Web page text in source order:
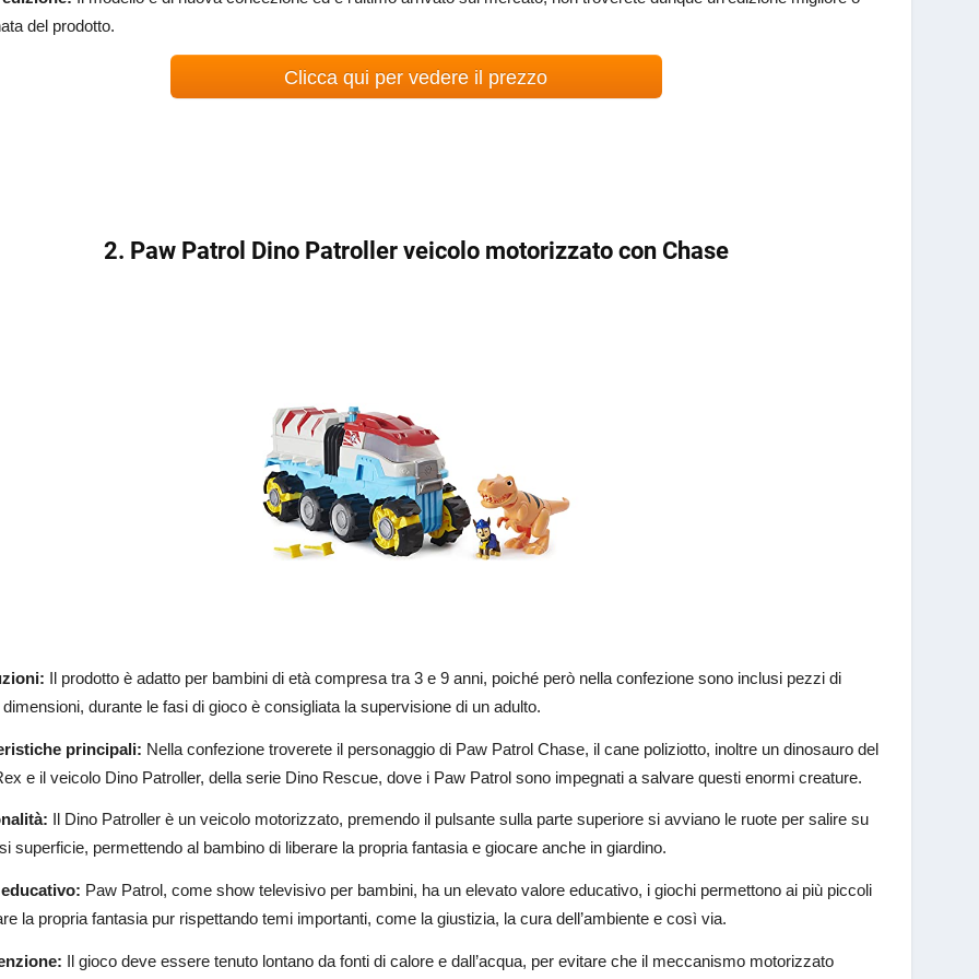
del prodotto.
Clicca qui per vedere il prezzo
2. Paw Patrol Dino Patroller veicolo motorizzato con Chase
Il prodotto è adatto per bambini di età compresa tra 3 e 9 anni, poiché però nella confezione sono inclusi pezzi di
durante le fasi di gioco è consigliata la supervisione di un adulto.
principali: Nella confezione troverete il personaggio di Paw Patrol Chase, il cane poliziotto, inoltre un dinosauro del
e il veicolo Dino Patroller, della serie Dino Rescue, dove i Paw Patrol sono impegnati a salvare questi enormi creature.
Il Dino Patroller è un veicolo motorizzato, premendo il pulsante sulla parte superiore si avviano le ruote per salire su
superficie, permettendo al bambino di liberare la propria fantasia e giocare anche in giardino.
Paw Patrol, come show televisivo per bambini, ha un elevato valore educativo, i giochi permettono ai più piccoli
la propria fantasia pur rispettando temi importanti, come la giustizia, la cura dell’ambiente e così via.
Il gioco deve essere tenuto lontano da fonti di calore e dall’acqua, per evitare che il meccanismo motorizzato